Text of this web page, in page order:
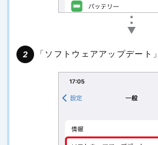
「ソフトウェアアップデート」